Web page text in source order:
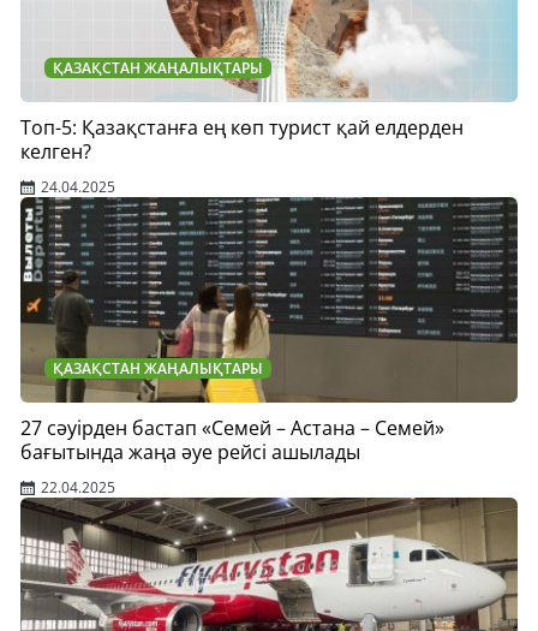
ҚАЗАҚСТАН ЖАҢАЛЫҚТАРЫ
Топ-5: Қазақстанға ең көп турист қай елдерден
келген?
24.04.2025
ҚАЗАҚСТАН ЖАҢАЛЫҚТАРЫ
27 сәуірден бастап «Семей – Астана – Семей»
бағытында жаңа әуе рейсі ашылады
22.04.2025